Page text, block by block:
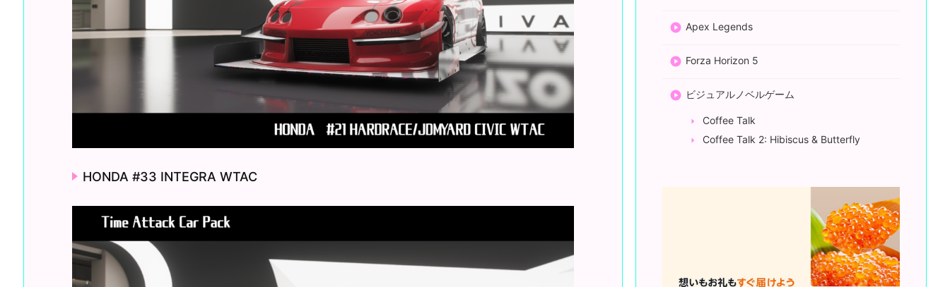
HONDA #33 INTEGRA WTAC
Apex Legends
Forza Horizon 5
ビジュアルノベルゲーム
Coffee Talk
Coffee Talk 2: Hibiscus & Butterfly